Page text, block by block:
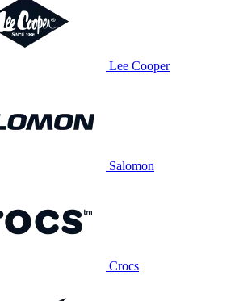
Lee Cooper
Salomon
Crocs